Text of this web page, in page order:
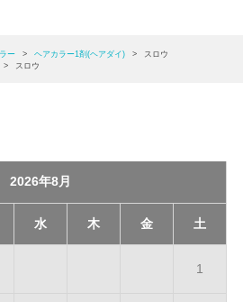
ー > ヘアカラー1剤(ヘアダイ) >
スロウ
> スロウ
2026年8月
水 木 金 土
1